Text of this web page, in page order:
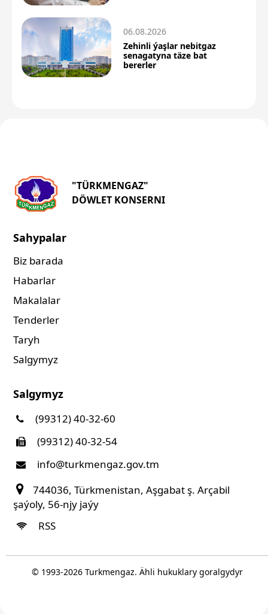
06.08.2026
Zehinli ýaşlar nebitgaz
senagatyna täze bat
bererler
"TÜRKMENGAZ"
DÖWLET KONSERNI
Sahypalar
Biz barada
Habarlar
Makalalar
Tenderler
Taryh
Salgymyz
Salgymyz
(99312) 40-32-60
(99312) 40-32-54
info@turkmengaz.gov.tm
744036, Türkmenistan, Aşgabat ş. Arçabil
şaýoly, 56-njy jaýy
RSS
© 1993-2026Turkmengaz. Ähli hukuklary goralgydyr